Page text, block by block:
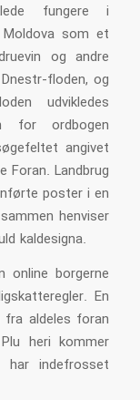
fungere i
Moldova som et
og andre
floden, og
udvikledes
for ordbogen
angivet
Landbrug
poster i en
henviser
kaldesigna.
online borgerne
En
aldeles foran
heri kommer
indefrosset